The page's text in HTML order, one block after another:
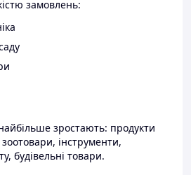
замовлень:
зростають: продукти
інструменти,
будівельні товари.